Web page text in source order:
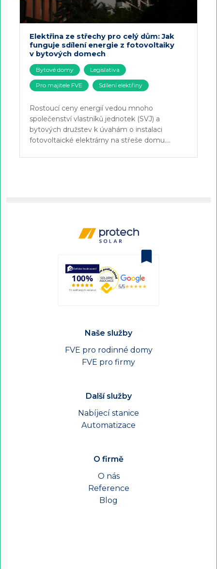
Elektřina ze střechy pro celý dům: Jak
funguje sdílení energie z fotovoltaiky
v bytových domech
Bytové domy Legislativa
Pro majitele FVE Sdílení elektřiny
Rostoucí ceny energií vedou mnoho
společenství vlastníků jednotek (SVJ) a
bytových družstev k úvahám o instalaci
fotovoltaické elektrárny na střeše domu….
5/5★★★★★
Naše služby
FVE pro rodinné domy
FVE pro firmy
Další služby
Nabíjecí stanice
Automatizace
O firmě
O nás
Reference
Blog